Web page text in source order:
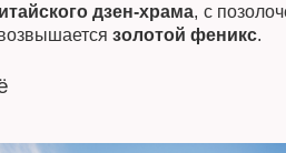
дзен-храма, с
золотой феникс.